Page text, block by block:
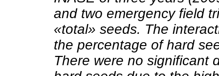
and two emergency field
«total» seeds. The
the percentage of hard
There were no significant